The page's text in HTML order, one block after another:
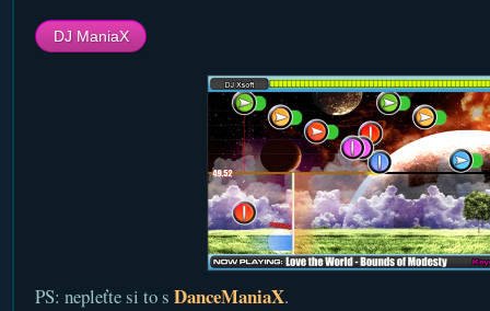
DJ ManiaX
PS: nepleťte si to s DanceManiaX.